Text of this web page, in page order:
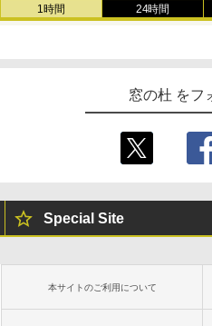
1時間 24時間
窓の杜 をフ
Special Site
本サイトのご利用について